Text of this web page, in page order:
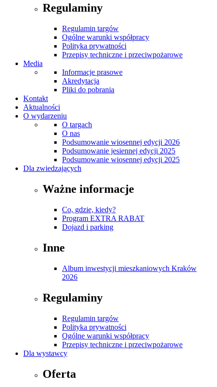
Regulaminy
Regulamin targów
Ogólne warunki współpracy
Polityka prywatności
Przepisy techniczne i przeciwpożarowe
Media
Informacje prasowe
Akredytacja
Pliki do pobrania
Kontakt
Aktualności
O wydarzeniu
O targach
O nas
Podsumowanie wiosennej edycji 2026
Podsumowanie jesiennej edycji 2025
Podsumowanie wiosennej edycji 2025
Dla zwiedzających
Ważne informacje
Co, gdzie, kiedy?
Program EXTRA RABAT
Dojazd i parking
Inne
Album inwestycji mieszkaniowych Kraków
2026
Regulaminy
Regulamin targów
Polityka prywatności
Ogólne warunki współpracy
Przepisy techniczne i przeciwpożarowe
Dla wystawcy
Oferta